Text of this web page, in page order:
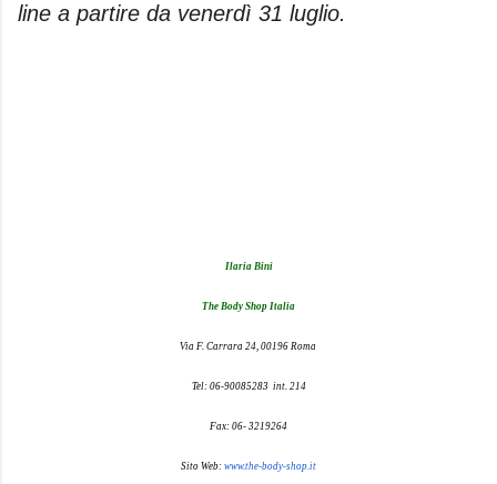
line a partire da venerdì 31 luglio.
Ilaria Bini
The Body Shop Italia
Via F. Carrara 24, 00196 Roma
Tel: 06-90085283 int. 214
Fax: 06- 3219264
Sito Web: www.the-body-shop.it